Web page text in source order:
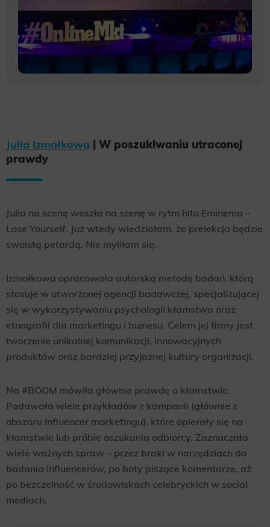
Julia Izmałkowa | W poszukiwaniu utraconej
prawdy
Julia na scenę weszła na scenę w rytm hitu Eminema –
Lose Yourself. Już wtedy wiedziałam, że prelekcja będzie
swoistą petardą. Nie myliłam się.
Izmałkowa opracowała autorską metodę badań, którą
stosuje w utworzonej agencji badawczej, specjalizującej
się w wykorzystywaniu psychologii kłamstwa oraz
etnografii dla marketingu i biznesu. Celem jej firmy jest
tworzenie unikalnej komunikacji, innowacyjnych
produktów oraz bardziej przyjaznej kultury organizacji.
Na #BOOM mówiła głównie prawdę o kłamstwie.
Podawała wiele przykładów z kampanii (głównie z
obszaru influencer marketingu), które opierały się na
kłamstwie lub próbie oszukania odbiorcy. Zaznaczała
wiele ważnych spraw – przez braki w narzędziach do
badania influencerów, po boty piszące komentarze, aż
po bezczelność w środowiskach celebryckich w social
mediach.